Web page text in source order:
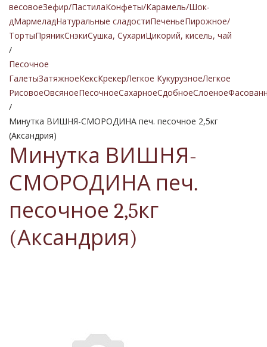
весовоеЗефир/ПастилаКонфеты/Карамель/Шок-
дМармеладНатуральные сладостиПеченьеПирожное/
ТортыПряникСнэкиСушка, СухариЦикорий, кисель, чай
/
Песочное
ГалетыЗатяжноеКексКрекерЛегкое КукурузноеЛегкое
РисовоеОвсяноеПесочноеСахарноеСдобноеСлоеное
/
Минутка ВИШНЯ-СМОРОДИНА печ. песочное 2,5кг
(Аксандрия)
Минутка ВИШНЯ-
СМОРОДИНА печ.
песочное 2,5кг
(Аксандрия)